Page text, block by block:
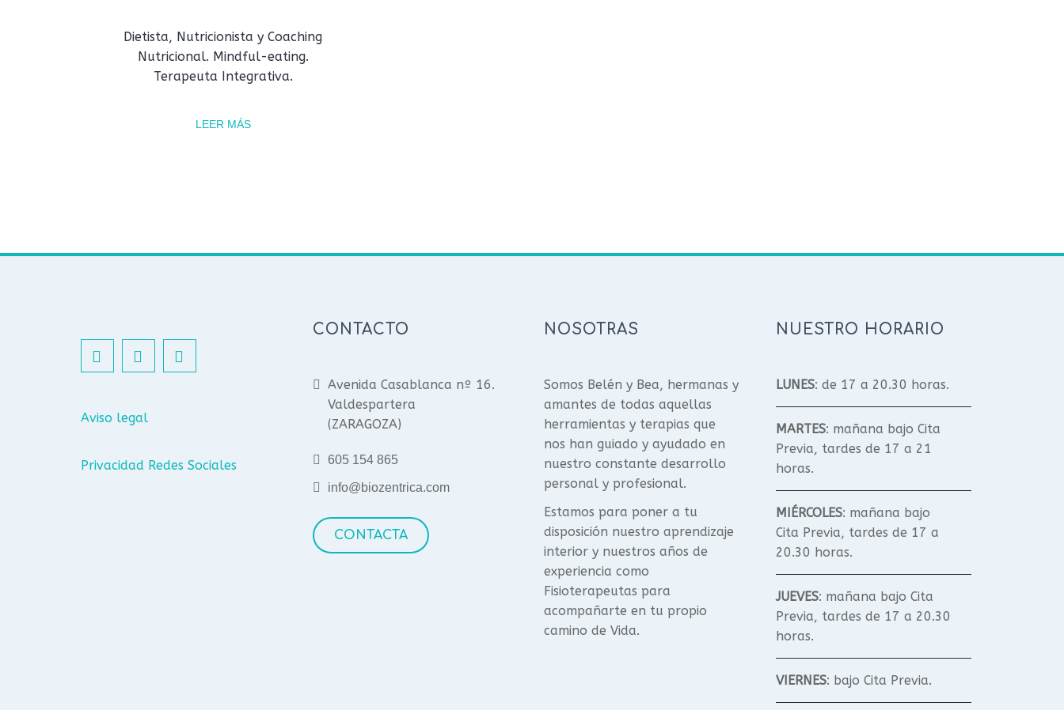
Dietista, Nutricionista y Coaching
Nutricional. Mindful-eating.
Terapeuta Integrativa.
LEER MÁS
Aviso legal
Privacidad Redes Sociales
CONTACTO
Avenida Casablanca nº 16.
Valdespartera
(ZARAGOZA)
605 154 865
info@biozentrica.com
CONTACTA
NOSOTRAS
Somos Belén y Bea, hermanas y
amantes de todas aquellas
herramientas y terapias que
nos han guiado y ayudado en
nuestro constante desarrollo
personal y profesional.
Estamos para poner a tu
disposición nuestro aprendizaje
interior y nuestros años de
experiencia como
Fisioterapeutas para
acompañarte en tu propio
camino de Vida.
NUESTRO HORARIO
LUNES: de 17 a 20.30 horas.
MARTES: mañana bajo Cita
Previa, tardes de 17 a 21
horas.
MIÉRCOLES: mañana bajo
Cita Previa, tardes de 17 a
20.30 horas.
JUEVES: mañana bajo Cita
Previa, tardes de 17 a 20.30
horas.
VIERNES: bajo Cita Previa.